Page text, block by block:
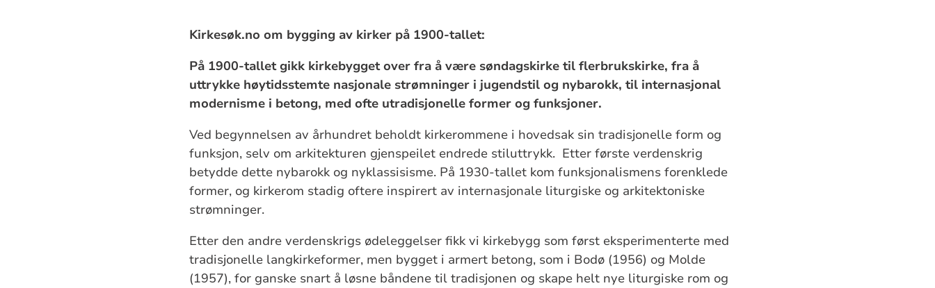
Kirkesøk.no om bygging av kirker på 1900-tallet:
På 1900-tallet gikk kirkebygget over fra å være søndagskirke til flerbrukskirke, fra å
uttrykke høytidsstemte nasjonale strømninger i jugendstil og nybarokk, til internasjonal
modernisme i betong, med ofte utradisjonelle former og funksjoner.
Ved begynnelsen av århundret beholdt kirkerommene i hovedsak sin tradisjonelle form og
funksjon, selv om arkitekturen gjenspeilet endrede stiluttrykk. Etter første verdenskrig
betydde dette nybarokk og nyklassisisme. På 1930-tallet kom funksjonalismens forenklede
former, og kirkerom stadig oftere inspirert av internasjonale liturgiske og arkitektoniske
strømninger.
Etter den andre verdenskrigs ødeleggelser fikk vi kirkebygg som først eksperimenterte med
tradisjonelle langkirkeformer, men bygget i armert betong, som i Bodø (1956) og Molde
(1957), for ganske snart å løsne båndene til tradisjonen og skape helt nye liturgiske rom og